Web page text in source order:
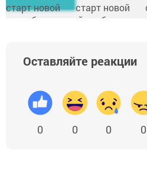
Оставляйте реакции
0 0 0 0